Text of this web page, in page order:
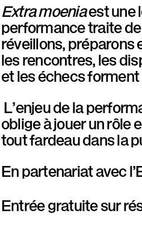
a
r
a
l
l
è
l
e
Extra moeniaest une
performance traite
réveillons, préparons
les rencontres, les
et les échecs
L’enjeu de la
oblige à jouer un rôle
tout fardeau dans la
En partenariat avec
Entrée gratuite sur